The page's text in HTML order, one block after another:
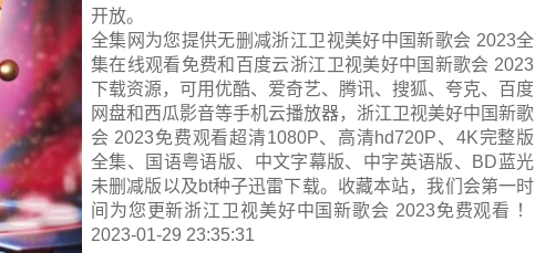
开放。
全集网为您提供无删减浙江卫视美好中国新歌会 2023全
集在线观看免费和百度云浙江卫视美好中国新歌会 2023
下载资源，可用优酷、爱奇艺、腾讯、搜狐、夸克、百度
网盘和西瓜影音等手机云播放器，浙江卫视美好中国新歌
会 2023免费观看超清1080P、高清hd720P、4K完整版
全集、国语粤语版、中文字幕版、中字英语版、BD蓝光
未删减版以及bt种子迅雷下载。收藏本站，我们会第一时
间为您更新浙江卫视美好中国新歌会 2023免费观看 ！
2023-01-29 23:35:31